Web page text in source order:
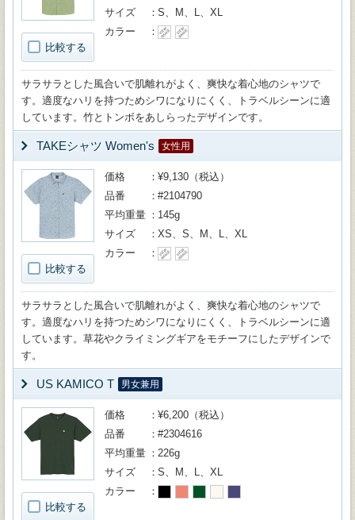
比較する
サイズ
S、M、L、XL
カラー
サラサラとした風合いで肌離れがよく、爽快な着心地のシャツで
す。適度なハリを持つためシワになりにくく、トラベルシーンに適
しています。竹とトンボをあしらったデザインです。
TAKEシャツ Women's 女性用
比較する
価格
¥9,130（税込）
品番
#2104790
平均重量
145g
サイズ
XS、S、M、L、XL
カラー
サラサラとした風合いで肌離れがよく、爽快な着心地のシャツで
す。適度なハリを持つためシワになりにくく、トラベルシーンに適
しています。草花やクライミングギアをモチーフにしたデザインで
す。
US KAMICO T 男女兼用
比較する
価格
¥6,200（税込）
品番
#2304616
平均重量
226g
サイズ
S、M、L、XL
カラー